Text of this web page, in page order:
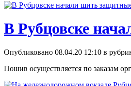
В Рубцовске
Опубликовано 08.04.20 12:10 в
Пошив осуществляется по заказам